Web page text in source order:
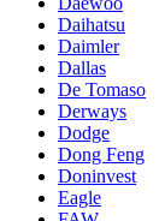
Daihatsu
Daimler
Dallas
De Tomaso
Derways
Dodge
Dong Feng
Doninvest
Eagle